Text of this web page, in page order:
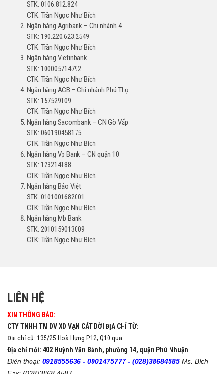
STK: 0106.812.824
CTK: Trần Ngọc Như Bích
Ngân hàng Agribank – Chi nhánh 4
STK: 190.220.623.2549
CTK: Trần Ngọc Như Bích
Ngân hàng Vietinbank
STK: 100005714792
CTK: Trần Ngọc Như Bích
Ngân hàng ACB – Chi nhánh Phú Thọ
STK: 157529109
CTK: Trần Ngọc Như Bích
Ngân hàng Sacombank – CN Gò Vấp
STK: 060190458175
CTK: Trần Ngọc Như Bích
Ngân hàng Vp Bank – CN quận 10
STK: 123214188
CTK: Trần Ngọc Như Bích
Ngân hàng Bảo Việt
STK: 0101001682001
CTK: Trần Ngọc Như Bích
Ngân hàng Mb Bank
STK: 2010159013009
CTK: Trần Ngọc Như Bích
LIÊN HỆ
XIN THÔNG BÁO:
CTY TNHH TM DV XD VẠN CÁT DỜI ĐỊA CHỈ TỪ:
Địa chỉ cũ: 135/25 Hoà Hưng P12, Q10 qua
Địa chỉ mới: 402 Huỳnh Văn Bánh, phường 14, quận Phú Nhuận
Điện thoại: 0918555636 - 0901475777 - (028)38684585 Ms. Bích